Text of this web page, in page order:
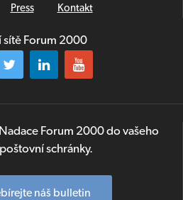
Press Kontakt
sítě Forum 2000
Forum 2000 do vašeho
schránky.
náš bulletin